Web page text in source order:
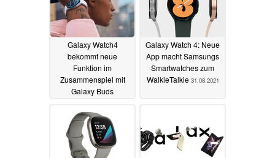
Galaxy Watch4
bekommt neue
Funktion im
Zusammenspiel mit
Galaxy Buds
Galaxy Watch 4: Neue
App macht Samsungs
Smartwatches zum
WalkieTalkie 31.08.2021